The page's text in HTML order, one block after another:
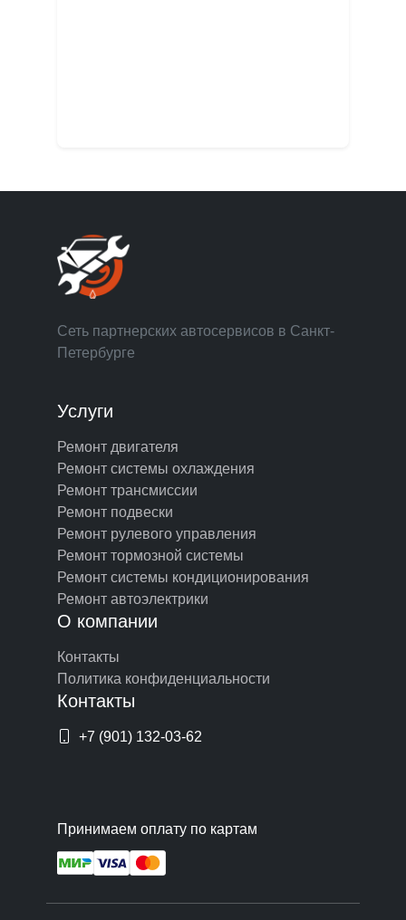
Сеть партнерских автосервисов в Санкт-
Петербурге
Услуги
Ремонт двигателя
Ремонт системы охлаждения
Ремонт трансмиссии
Ремонт подвески
Ремонт рулевого управления
Ремонт тормозной системы
Ремонт системы кондиционирования
Ремонт автоэлектрики
О компании
Контакты
Политика конфиденциальности
Контакты
+7 (901) 132-03-62
Принимаем оплату по картам